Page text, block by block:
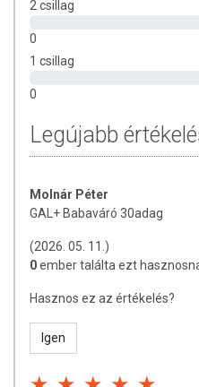
tápanyagokat. Bár az étrend-
megjelenítésük, és
készítményeknek betegséget
2 csillag
0
1 csillag
0
Legújabb
Molnár Péter
GAL+ Babaváró 30adag
(2026. 05. 11.)
0ember találta ezt
Hasznos ez az értékelés?
Igen